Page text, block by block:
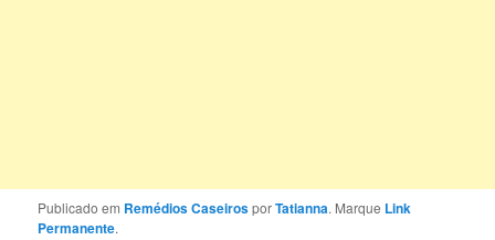
Publicado em Remédios CaseirosporTatianna. Marque Link
Permanente.